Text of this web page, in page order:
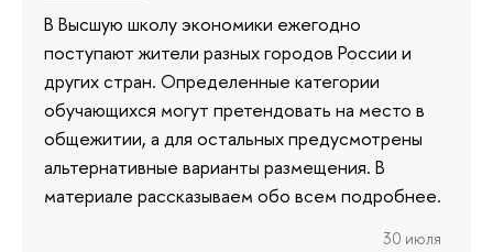
В Высшую школу экономики ежегодно
поступают жители разных городов России и
других стран. Определенные категории
обучающихся могут претендовать на место в
общежитии, а для остальных предусмотрены
альтернативные варианты размещения. В
материале рассказываем обо всем подробнее.
30 июля